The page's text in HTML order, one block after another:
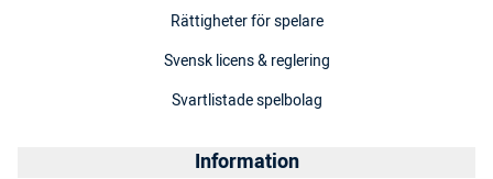
Rättigheter för spelare
Svensk licens & reglering
Svartlistade spelbolag
Information